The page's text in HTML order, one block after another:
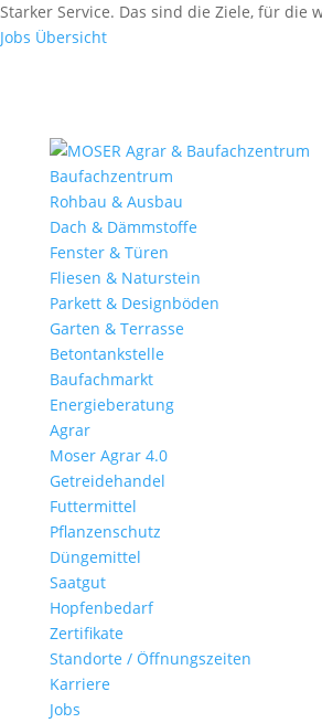
Fax: (0 84 56) 91 86 90 - 50
Fax: (0 94 42) 92 10 83 - 50
Starker Service. Das sind die Ziele, für die
Jobs Übersicht
Baufachzentrum
Rohbau & Ausbau
Dach & Dämmstoffe
Fenster & Türen
Fliesen & Naturstein
Parkett & Designböden
Garten & Terrasse
Betontankstelle
Baufachmarkt
Energieberatung
Agrar
Moser Agrar 4.0
Getreidehandel
Futtermittel
Pflanzenschutz
Düngemittel
Saatgut
Hopfenbedarf
Zertifikate
Standorte / Öffnungszeiten
Karriere
Jobs